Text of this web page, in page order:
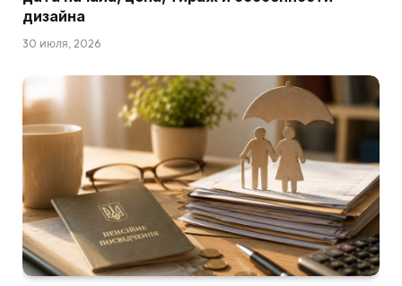
дизайна
30 июля, 2026